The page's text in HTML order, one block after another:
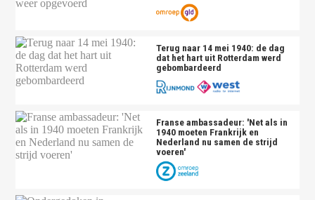
Terug naar 14 mei 1940: de dag
dat het hart uit Rotterdam werd
gebombardeerd
Franse ambassadeur: 'Net als in
1940 moeten Frankrijk en
Nederland nu samen de strijd
voeren'